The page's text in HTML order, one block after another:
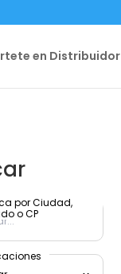
en Distribuidor
por Ciudad,
o CP